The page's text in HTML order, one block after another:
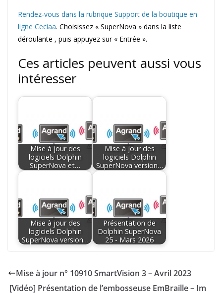
Rendez-vous dans la rubrique Support de la boutique en
ligne Ceciaa. Choisissez « SuperNova » dans la liste
déroulante , puis appuyez sur « Entrée ».
Ces articles peuvent aussi vous
intéresser
Mise à jour des
logiciels Dolphin
SuperNova et…
Mise à jour des
logiciels Dolphin
SuperNova version…
Mise à jour des
logiciels Dolphin
SuperNova version…
Présentation de
Dolphin SuperNova
25 - Mars 2026
Mise à jour n° 10910 SmartVision 3 – Avril 2023
[Vidéo] Présentation de l’embosseuse EmBraille – Im